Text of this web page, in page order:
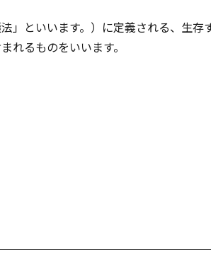
といいます。）に定義される、生存
れるものをいいます。